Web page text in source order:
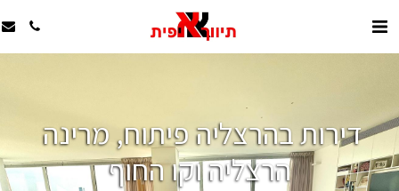
דירות בהרצליה פיתוח, מרינה
הרצליה וקו החוף